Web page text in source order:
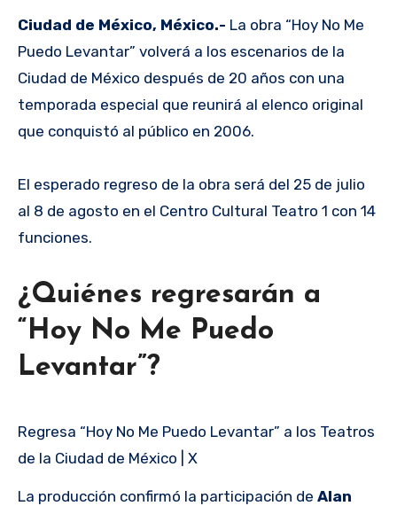
Ciudad de México, México.- La obra “Hoy No Me
Puedo Levantar” volverá a los escenarios de la
Ciudad de México después de 20 años con una
temporada especial que reunirá al elenco original
que conquistó al público en 2006.
El esperado regreso de la obra será del 25 de julio
al 8 de agosto en el Centro Cultural Teatro 1 con 14
funciones.
¿Quiénes regresarán a
“Hoy No Me Puedo
Levantar”?
Regresa “Hoy No Me Puedo Levantar” a los Teatros
de la Ciudad de México | X
La producción confirmó la participación de Alan